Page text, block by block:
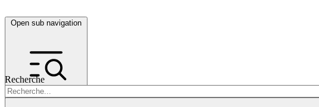
Open sub navigation
Recherche